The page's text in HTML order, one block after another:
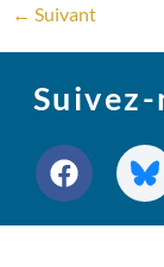
← Suivant